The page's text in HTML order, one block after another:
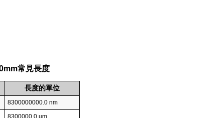
常見長度
長度的單位
8300000000.0 nm